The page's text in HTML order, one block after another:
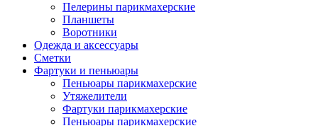
Пелерины парикмахерские
Планшеты
Воротники
Одежда и аксессуары
Сметки
Фартуки и пеньюары
Пеньюары парикмахерские
Утяжелители
Фартуки парикмахерские
Пеньюары парикмахерские